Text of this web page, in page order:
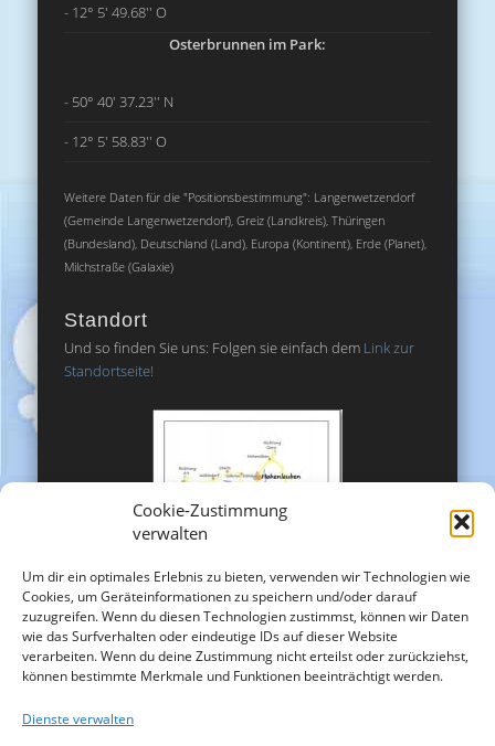
Cookie-Zustimmung
verwalten
Um dir ein optimales Erlebnis zu bieten, verwenden wir Technologien wie
Cookies, um Geräteinformationen zu speichern und/oder darauf
zuzugreifen. Wenn du diesen Technologien zustimmst, können wir Daten
wie das Surfverhalten oder eindeutige IDs auf dieser Website
verarbeiten. Wenn du deine Zustimmung nicht erteilst oder zurückziehst,
können bestimmte Merkmale und Funktionen beeinträchtigt werden.
Dienste verwalten
- 12° 5' 49.68'' O
Osterbrunnen im Park:
- 50° 40' 37.23'' N
- 12° 5' 58.83'' O
Weitere Daten für die "Positionsbestimmung": Langenwetzendorf
(Gemeinde Langenwetzendorf), Greiz (Landkreis), Thüringen
(Bundesland), Deutschland (Land), Europa (Kontinent), Erde (Planet),
Milchstraße (Galaxie)
Standort
Und so finden Sie uns: Folgen sie einfach dem Link zur
Standortseite!